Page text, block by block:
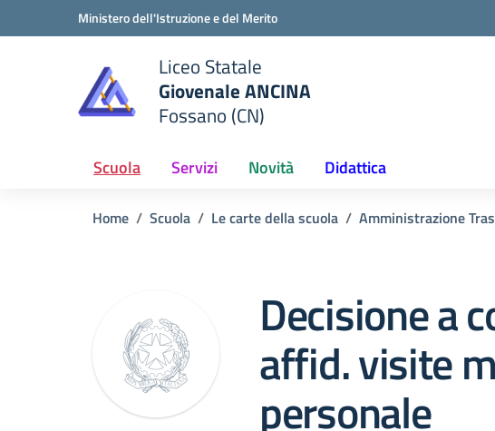
Vai ai contenuti
Vai al menu di navigazioneMinistero dell'Istruzione e del Merito
scuola
Liceo Statale
Giovenale ANCINA
Fossano (CN)
Scuola Servizi Novità Didattica
Home Scuola Le carte della scuola Amministrazione
Decisione a
affid. visite
personale